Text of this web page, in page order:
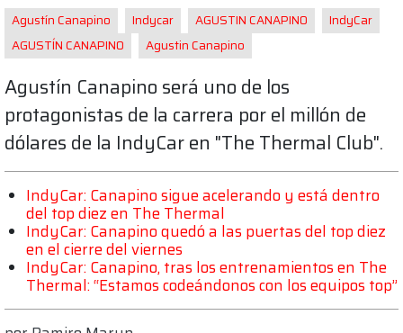
Agustín Canapino Indycar AGUSTIN CANAPINO
IndyCar
AGUSTÍN CANAPINO
Agustin Canapino
Agustín Canapino será uno de los
protagonistas de la carrera por el millón de
dólares de la IndyCar en "The Thermal Club".
IndyCar: Canapino sigue acelerando y está dentro
del top diez en The Thermal
IndyCar: Canapino quedó a las puertas del top diez
en el cierre del viernes
IndyCar: Canapino, tras los entrenamientos en The
Thermal: “Estamos codeándonos con los equipos top”